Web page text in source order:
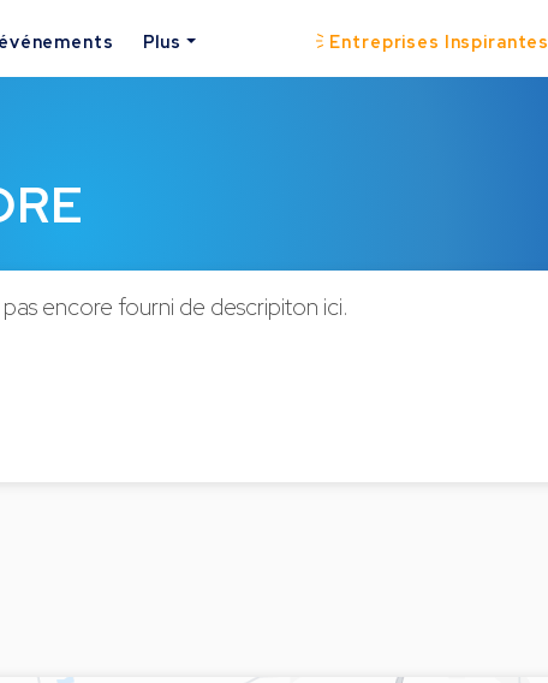
Plus Entreprises Inspirantes
encore fourni de descripiton ici.